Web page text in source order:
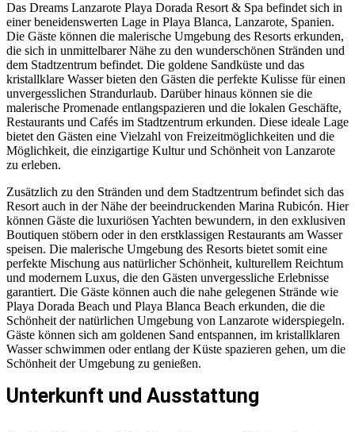
Das Dreams Lanzarote Playa Dorada Resort & Spa befindet sich in
einer beneidenswerten Lage in Playa Blanca, Lanzarote, Spanien.
Die Gäste können die malerische Umgebung des Resorts erkunden,
die sich in unmittelbarer Nähe zu den wunderschönen Stränden und
dem Stadtzentrum befindet. Die goldene Sandküste und das
kristallklare Wasser bieten den Gästen die perfekte Kulisse für einen
unvergesslichen Strandurlaub. Darüber hinaus können sie die
malerische Promenade entlangspazieren und die lokalen Geschäfte,
Restaurants und Cafés im Stadtzentrum erkunden. Diese ideale Lage
bietet den Gästen eine Vielzahl von Freizeitmöglichkeiten und die
Möglichkeit, die einzigartige Kultur und Schönheit von Lanzarote
zu erleben.
Zusätzlich zu den Stränden und dem Stadtzentrum befindet sich das
Resort auch in der Nähe der beeindruckenden Marina Rubicón. Hier
können Gäste die luxuriösen Yachten bewundern, in den exklusiven
Boutiquen stöbern oder in den erstklassigen Restaurants am Wasser
speisen. Die malerische Umgebung des Resorts bietet somit eine
perfekte Mischung aus natürlicher Schönheit, kulturellem Reichtum
und modernem Luxus, die den Gästen unvergessliche Erlebnisse
garantiert. Die Gäste können auch die nahe gelegenen Strände wie
Playa Dorada Beach und Playa Blanca Beach erkunden, die die
Schönheit der natürlichen Umgebung von Lanzarote widerspiegeln.
Gäste können sich am goldenen Sand entspannen, im kristallklaren
Wasser schwimmen oder entlang der Küste spazieren gehen, um die
Schönheit der Umgebung zu genießen.
Unterkunft und Ausstattung